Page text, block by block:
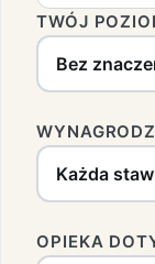
TWÓJ
OPIEKA